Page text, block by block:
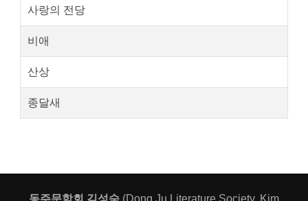
사랑의 전당
비애
산상
종달새
동주문학회 김성숙 (Dong Ju Literature Society, Kim